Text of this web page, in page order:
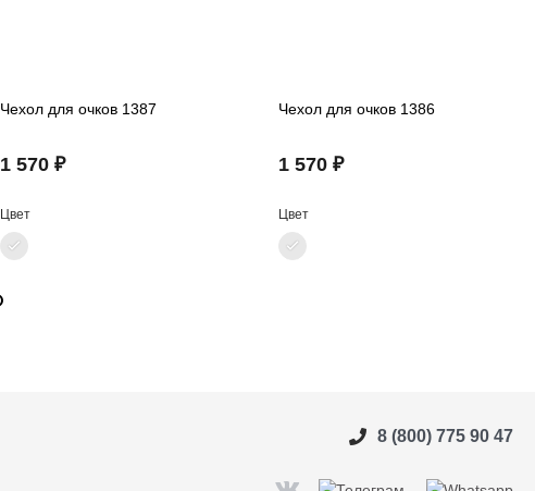
Чехол для очков 1387
1 570 ₽
Цвет
Чехол для очков 1386
1 570 ₽
Цвет
8 (800) 775 90 47